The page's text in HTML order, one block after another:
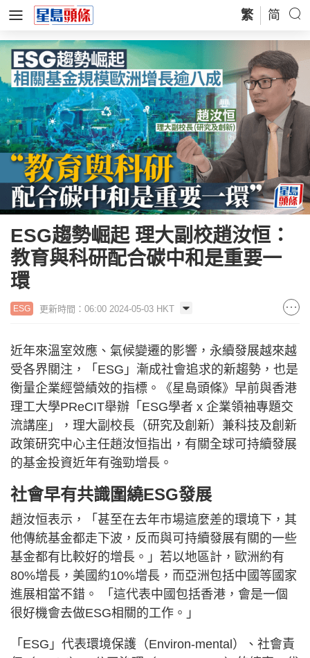
繁 简
ESG趨勢崛起 理大副校趙汝恒：
教育與科研配合碳中和是重要一
環
ESG 更新時間：06:00 2024-05-03 HKT
近年來溫室效應、氣候變遷的影響，永續發展越來越
受各界關注，「ESG」漸成社會追求的新趨勢，也是
衡量企業經營績效的指標。《星島頭條》早前與香港
理工大學PReCIT舉辦「ESG學者 x 企業領袖專題交
流講座」，理大副校長（研究及創新）兼科技及創新
政策研究中心主任趙汝恒指出，有關全球可持續發展
的基金投資近年有強勁增長。
社會早有共識圍繞ESG發展
趙汝恒表示，「甚至在去年市場這麼差的環境下，其
他傳統基金都走下波，反而與可持續發展有關的一些
基金都有比較好的增長。」若以地區計，歐洲約有
80%增長，美國約10%增長，而亞洲包括中國等國家
進展相當不錯。 「這代表中國包括香港，會是一個
很好機會去做ESG相關的工作。」
「ESG」代表環境保護（Environ-mental）、社會責